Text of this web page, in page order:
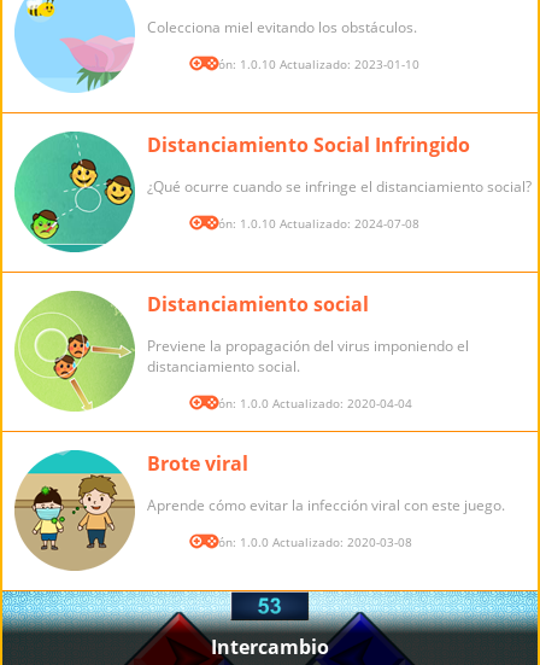
Colecciona miel evitando los obstáculos.
Versión: 1.0.10 Actualizado: 2023-01-10
Distanciamiento Social Infringido
¿Qué ocurre cuando se infringe el distanciamiento social?
Versión: 1.0.10 Actualizado: 2024-07-08
Distanciamiento social
Previene la propagación del virus imponiendo el
distanciamiento social.
Versión: 1.0.0 Actualizado: 2020-04-04
Brote viral
Aprende cómo evitar la infección viral con este juego.
Versión: 1.0.0 Actualizado: 2020-03-08